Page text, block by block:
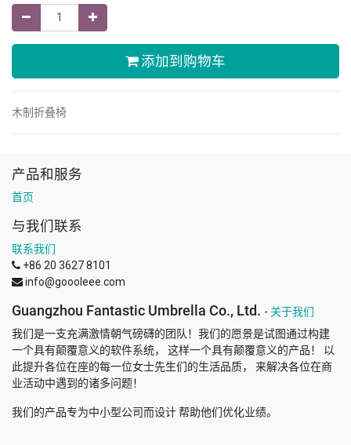
添加到购物车
木制折叠椅
产品和服务
首页
与我们联系
联系我们
+86 20 3627 8101
info@goooleee.com
Guangzhou Fantastic Umbrella Co., Ltd. - 关于我们
我们是一支充满激情朝气磅礴的团队！我们的愿景是试图通过构建
一个具有颠覆意义的软件系统， 这样一个具有颠覆意义的产品！ 以
此提升各位在座的每一位女士先生们的生活品质， 来解决各位在商
业活动中遇到的诸多问题！
我们的产品专为中小型公司而设计 帮助他们优化业绩。